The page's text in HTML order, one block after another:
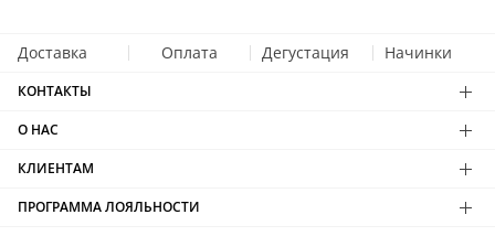
Доставка Оплата Дегустация Начинки
КОНТАКТЫ
О НАС
КЛИЕНТАМ
ПРОГРАММА ЛОЯЛЬНОСТИ